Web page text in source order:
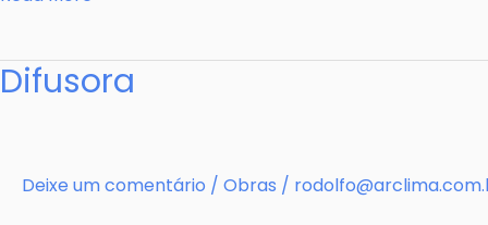
Difusora
Deixe um comentário / Obras /